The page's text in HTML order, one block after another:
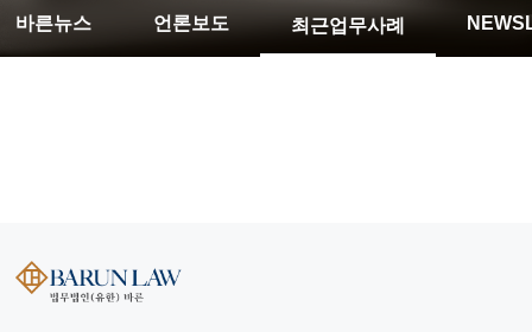
바른뉴스 언론보도 최근업무사례